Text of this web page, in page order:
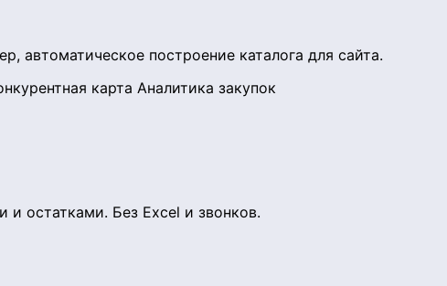
построение каталога для сайта.
карта Аналитика закупок
остатками. Без Excel и звонков.